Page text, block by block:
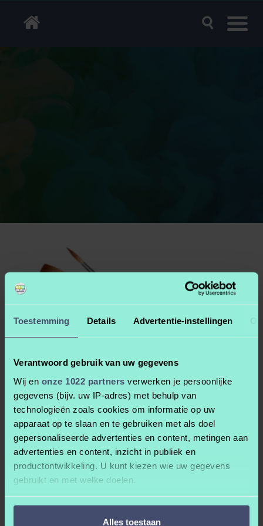
Toestemming Details Advertentie-instellingen
Verantwoord gebruik van uw gegevens
Wij en onze 1022 partners verwerken je persoonlijke
gegevens (bijv. uw IP-adres) met behulp van
technologieën zoals cookies om informatie op uw
apparaat op te slaan en te gebruiken met als doel
gepersonaliseerde advertenties en content, metingen aan
advertenties en content, inzicht in publiek en
productontwikkeling. U kunt kiezen wie uw gegevens
gebruikt en met welke doelen.
Als u het toestaat, willen we ook graag:
Informatie verzamelen over uw geografische
Alles toestaan
Alles over kleur!
Kleur is iets fantastisch. Stel je voor dat er geen keur zou zijn…
ondenkbaar toch?
Maar hoe zit dat eigenlijk met die kleuren? Wat is rood, groen of